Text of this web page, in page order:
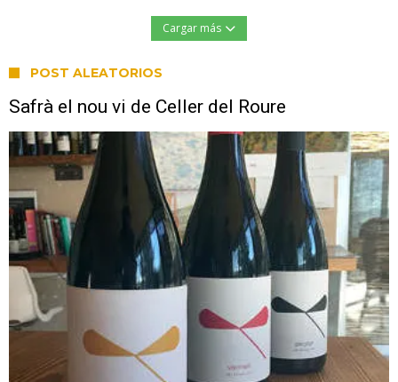
Cargar más
POST ALEATORIOS
Safrà el nou vi de Celler del Roure